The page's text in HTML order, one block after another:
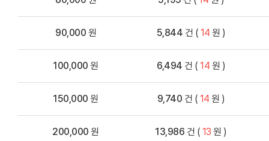
90,000 원 5,844 건 ( 14 원 )
100,000 원 6,494 건 ( 14 원 )
150,000 원 9,740 건 ( 14 원 )
200,000 원 13,986 건 ( 13 원 )